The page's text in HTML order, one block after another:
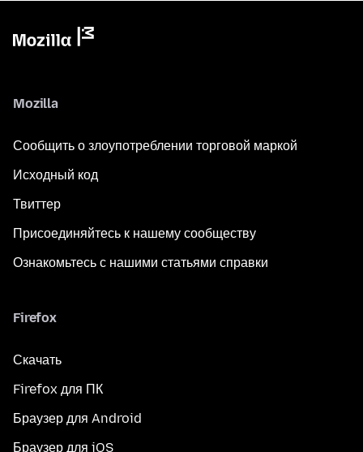
Mozilla
Сообщить о злоупотреблении торговой маркой
Исходный код
Твиттер
Присоединяйтесь к нашему сообществу
Ознакомьтесь с нашими статьями справки
Firefox
Скачать
Firefox для ПК
Браузер для Android
Браузер для iOS